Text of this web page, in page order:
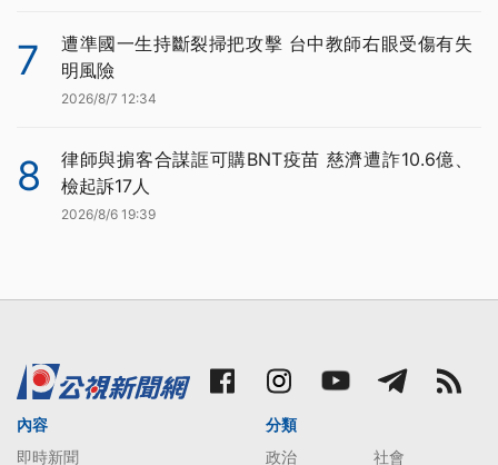
7
遭準國一生持斷裂掃把攻擊 台中教師右眼受傷有失
明風險
2026/8/7 12:34
8
律師與掮客合謀誆可購BNT疫苗 慈濟遭詐10.6億、
檢起訴17人
2026/8/6 19:39
內容
即時新聞
分類
政治
社會